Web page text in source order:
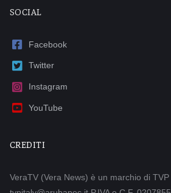
SOCIAL
Facebook
Twitter
Instagram
YouTube
CREDITI
VeraTV (Vera News) è un marchio di TVP